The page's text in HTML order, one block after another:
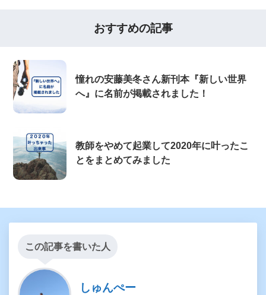
おすすめの記事
憧れの安藤美冬さん新刊本『新しい世界
へ』に名前が掲載されました！
教師をやめて起業して2020年に叶ったこ
とをまとめてみました
この記事を書いた人
しゅんぺー